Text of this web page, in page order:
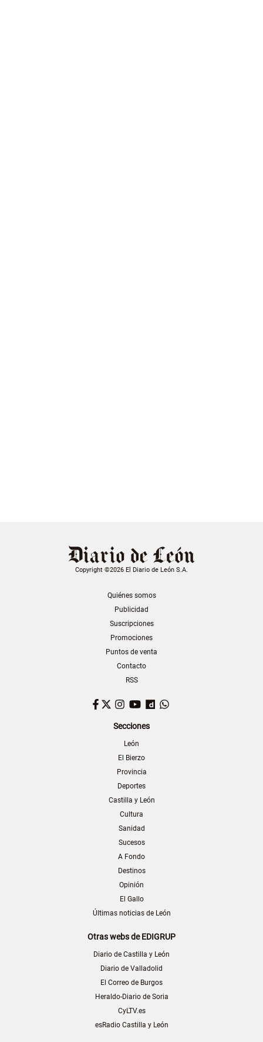
Copyright ©2026 El Diario de León S.A.
Quiénes somos
Publicidad
Suscripciones
Promociones
Puntos de venta
Contacto
RSS
Facebook
TwitterInstagram
YouTubeDailymotion
Secciones
León
El Bierzo
Provincia
Deportes
Castilla y León
Cultura
Sanidad
Sucesos
A Fondo
Destinos
Opinión
El Gallo
Últimas noticias de León
Otras webs de EDIGRUP
Diario de Castilla y León
Diario de Valladolid
El Correo de Burgos
Heraldo-Diario de Soria
CyLTV.es
esRadio Castilla y León